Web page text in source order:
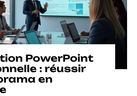
PowerPoint
: réussir
en